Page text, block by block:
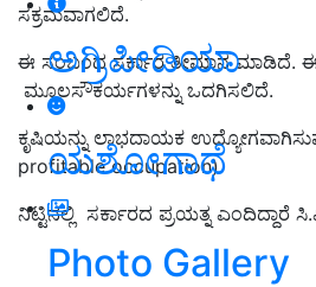
ಅಗ್ರಿಪೀಡಿಯಾ
ಯಶೋಗಾಥೆ
Photo Gallery
ಸಕ್ರಮವಾಗಲಿದೆ.
ಈ ಸಂಬಂಧ ಸರ್ಕಾರ ತೀಮಾನ ಮಾಡಿದೆ.
ಮೂಲಸೌಕರ್ಯಗಳನ್ನು ಒದಗಿಸಲಿದೆ.
ಕೃಷಿಯನ್ನು ಲಾಭದಾಯಕ
profitable occupation)
ನಿಟ್ಟಿನಲ್ಲಿ ಸರ್ಕಾರದ ಪ್ರಯತ್ನ ಎಂದಿದ್ದಾರೆ